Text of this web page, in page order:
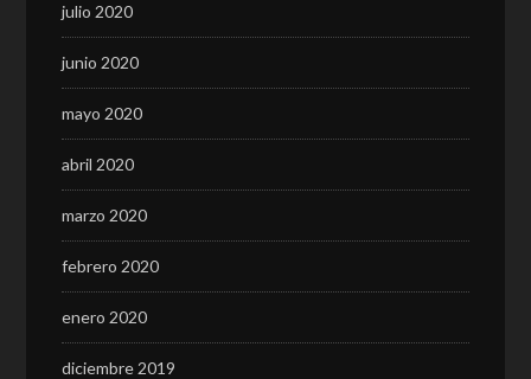
julio 2020
junio 2020
mayo 2020
abril 2020
marzo 2020
febrero 2020
enero 2020
diciembre 2019